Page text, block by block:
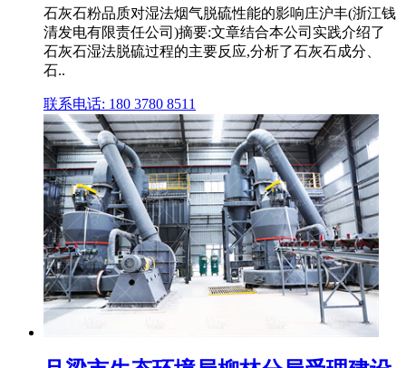
石灰石粉品质对湿法烟气脱硫性能的影响庄沪丰(浙江钱
清发电有限责任公司)摘要:文章结合本公司实践介绍了
石灰石湿法脱硫过程的主要反应,分析了石灰石成分、
石..
联系电话: 180 3780 8511